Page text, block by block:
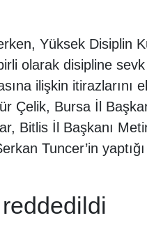
Yüksek Disiplin
olarak disipline
ilişkin itirazlarını
Çelik, Bursa İl
Bitlis İl Başkanı
Tuncer’in
reddedildi